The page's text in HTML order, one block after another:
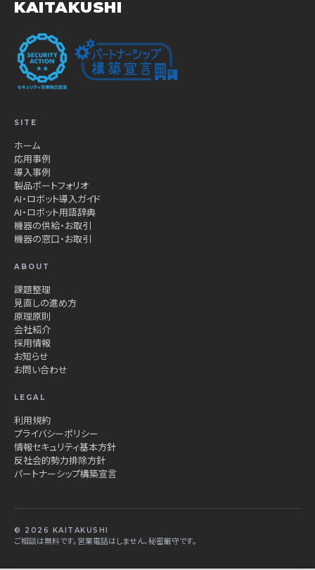
KAITAKUSHI
SITE
ホーム
応用事例
導入事例
製品ポートフォリオ
AI・ロボット導入ガイド
AI・ロボット用語辞典
機器の供給・お取引
機器の窓口・お取引
ABOUT
課題整理
見直しの進め方
原理原則
会社紹介
採用情報
お知らせ
お問い合わせ
LEGAL
利用規約
プライバシーポリシー
情報セキュリティ基本方針
反社会的勢力排除方針
パートナーシップ構築宣言
© 2026 KAITAKUSHI
ご相談は無料です。営業電話はしません、秘密厳守です。